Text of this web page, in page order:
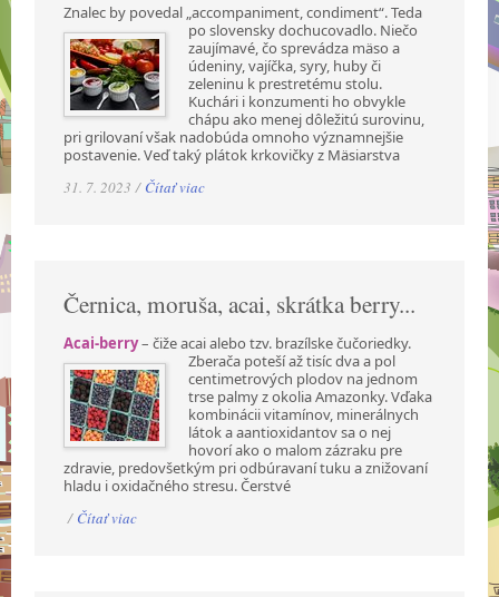
Znalec by povedal „accompaniment, condiment“. Teda
po slovensky dochucovadlo. Niečo
zaujímavé, čo sprevádza mäso a
údeniny, vajíčka, syry, huby či
zeleninu k prestretému stolu.
Kuchári i konzumenti ho obvykle
chápu ako menej dôležitú surovinu,
pri grilovaní však nadobúda omnoho významnejšie
postavenie. Veď taký plátok krkovičky z Mäsiarstva
31. 7. 2023 / Čítať viac
Černica, moruša, acai, skrátka berry...
Acai-berry– čiže acai alebo tzv. brazílske čučoriedky.
Zberača poteší až tisíc dva a pol
centimetrových plodov na jednom
trse palmy z okolia Amazonky. Vďaka
kombinácii vitamínov, minerálnych
látok a aantioxidantov sa o nej
hovorí ako o malom zázraku pre
zdravie, predovšetkým pri odbúravaní tuku a znižovaní
hladu i oxidačného stresu. Čerstvé
/ Čítať viac